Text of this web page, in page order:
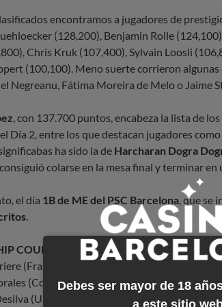
encontramos a jugadores de
(128,200), Benjamin Rolle
Chris Kruk (107,400), Sylvain Loosli
(100,100). Meno suerte corrieron
Negreanu, Fátima Moreira de Melo o Jaime
, con 137.700 puntos, encabeza la lista de los
Día 2, entre los que destacan jugadores
ha sido la de Harcharan Dogra
colarse en la mesa final y terminar en
el día 1B de ME del PSC Barcelona, que se
.
COUNT
(France), PokerStars qualifier - 205700
(Colombia) - 192900
(USA), PokerStars player - 183000
Debes ser mayor de 18
a este sitio